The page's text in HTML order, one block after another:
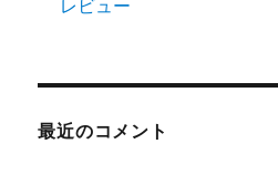
レビュー
最近のコメント